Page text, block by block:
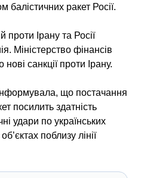
балістичних ракет Росії.
проти Ірану та Росії
. Міністерство фінансів
санкції проти Ірану.
що постачання
посилить здатність
удари по українських
поблизу лінії